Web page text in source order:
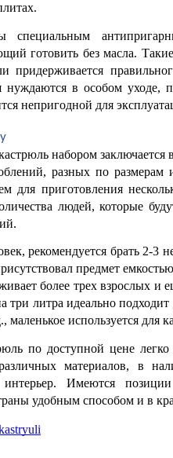
специальным
готовить без масла.
придерживается
нуждаются в особом уходе,
непригодной для
набором
разных по размерам
для приготовления
людей, которые
рекомендуется брать 2-3
предмет
более трех взрослых и
три литра идеально
используется для
по доступной цене легко
материалов, в
Имеются
удобным способом и в